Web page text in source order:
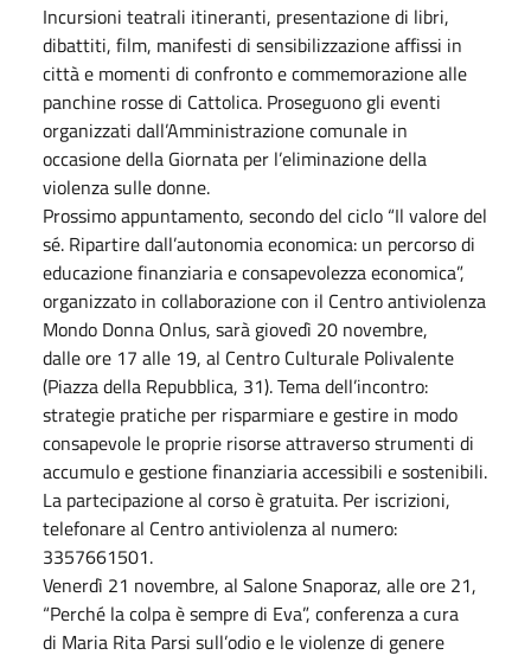
Incursioni teatrali itineranti, presentazione di libri,
dibattiti, film, manifesti di sensibilizzazione affissi in
città e momenti di confronto e commemorazione alle
panchine rosse di Cattolica. Proseguono gli eventi
organizzati dall’Amministrazione comunale in
occasione della Giornata per l’eliminazione della
violenza sulle donne.
Prossimo appuntamento, secondo del ciclo “Il valore del
sé. Ripartire dall’autonomia economica: un percorso di
educazione finanziaria e consapevolezza economica”,
organizzato in collaborazione con il Centro antiviolenza
Mondo Donna Onlus, sarà giovedì 20 novembre,
dalle ore 17 alle 19, al Centro Culturale Polivalente
(Piazza della Repubblica, 31). Tema dell’incontro:
strategie pratiche per risparmiare e gestire in modo
consapevole le proprie risorse attraverso strumenti di
accumulo e gestione finanziaria accessibili e sostenibili.
La partecipazione al corso è gratuita. Per iscrizioni,
telefonare al Centro antiviolenza al numero:
3357661501.
Venerdì 21 novembre, al Salone Snaporaz, alle ore 21,
“Perché la colpa è sempre di Eva”, conferenza a cura
di Maria Rita Parsi sull’odio e le violenze di genere